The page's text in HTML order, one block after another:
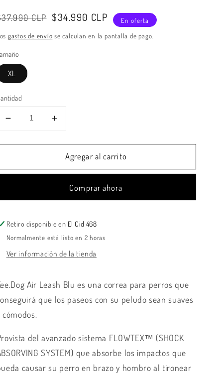
CLP $34.990 CLP
En oferta
gastos de envío se calculan en la pantalla de pago.
XL
Reducir
para
-
Super
Super
light-
Correa
anti
Aumentar
para
Zee.dog
-
Blue
Super
Super
light-
Correa
anti
Agregar al carrito
Comprar ahora
Retiro disponible en El Cid 468
Normalmente está listo en 2 horas
Ver información de la tienda
Air Leash Blu es una correa para perros que
que los paseos con su peludo sean suaves
cómodos.
del avanzado sistema FLOWTEX™ (SHOCK
SYSTEM) que absorbe los impactos que
causar su perro en brazo y hombro al tironear